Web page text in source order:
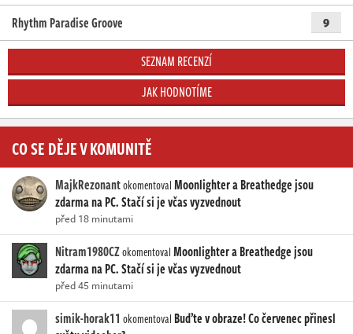
Rhythm Paradise Groove 9
SEZNAM RECENZÍ
JAK HODNOTÍME
CO SE DĚJE V KOMUNITĚ
MajkRezonantokomentovalMoonlighter a Breathedge jsou
zdarma na PC. Stačí si je včas vyzvednout
před 18 minutami
Nitram1980CZokomentovalMoonlighter a Breathedge jsou
zdarma na PC. Stačí si je včas vyzvednout
před 45 minutami
simik-horak11 okomentoval Buďte v obraze! Co červenec přinesl